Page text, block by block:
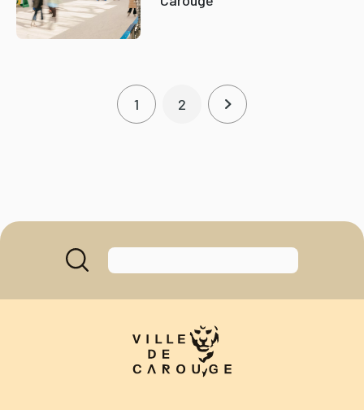
Page courante
1 Page
2 Page suivante